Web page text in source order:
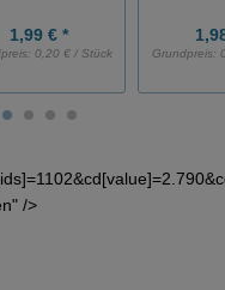
1,99 € *
0,20 € / Stück Grundpreis:
/>